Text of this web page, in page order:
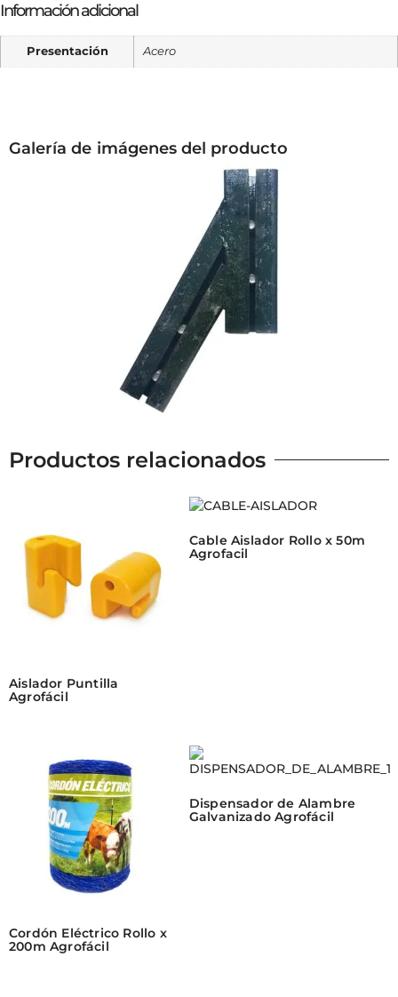
Información adicional
Presentación Acero
Galería de imágenes del producto
Productos relacionados
Aislador Puntilla
Agrofácil
Cable Aislador Rollo x 50m
Agrofacil
Cordón Eléctrico Rollo x
200m Agrofácil
Dispensador de Alambre
Galvanizado Agrofácil